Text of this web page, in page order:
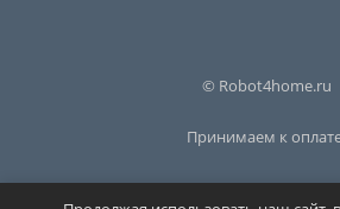
© Robot4home.ru
Принимаем к